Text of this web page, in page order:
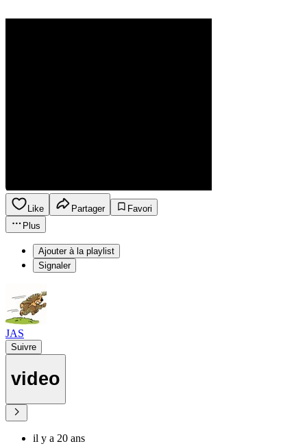
Like Partager
Favori
Plus
Ajouter à la playlist
Signaler
JAS
Suivre
video
il y a 20 ans